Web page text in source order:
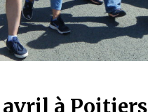
à Poitiers